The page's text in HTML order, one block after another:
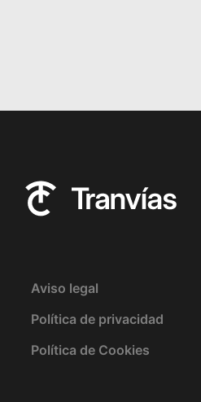
Aviso legal
Política de privacidad
Política de Cookies